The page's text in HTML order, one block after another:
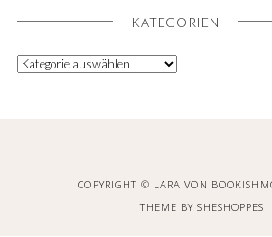
KATEGORIEN
COPYRIGHT © LARA VON
THEME BYSHESHOPPES